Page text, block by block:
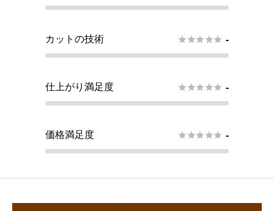
カットの技術  -
仕上がり満足度  -
価格満足度  -